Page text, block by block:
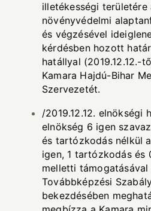
illetékességi területére
növényvédelmi
és végzésével
kérdésben hozott
hatállyal (2019.12.12.-
Kamara Hajdú-Bihar
Szervezetét.
/2019.12.12. elnökségi
elnökség 6 igen
és tartózkodás nélkül
igen, 1 tartózkodás és
melletti
Továbbképzési
bekezdésében